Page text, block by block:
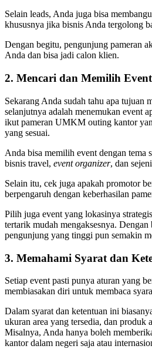
Selain leads, Anda juga bisa
khususnya jika bisnis Anda tergolong
Dengan begitu, pengunjung pameran
Anda dan bisa jadi calon klien.
2. Mencari dan Memilih Event
Sekarang Anda sudah tahu apa tujuan
selanjutnya adalah menemukan event
ikut pameran UMKM outing kantor
yang sesuai.
Anda bisa memilih event dengan tema
bisnis travel, event organizer, dan
Selain itu, cek juga apakah promotor
berpengaruh dengan keberhasilan
Pilih juga event yang lokasinya
tertarik mudah mengaksesnya. Dengan
pengunjung yang tinggi pun semakin
3. Memahami Syarat dan
Setiap event pasti punya aturan yang
membiasakan diri untuk membaca
Dalam syarat dan ketentuan ini
ukuran area yang tersedia, dan produk
Misalnya, Anda hanya boleh
kantor dalam negeri saja atau